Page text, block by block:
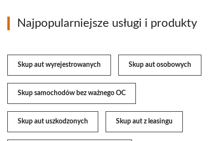
Najpopularniejsze usługi i produkty
Skup aut wyrejestrowanych Skup aut osobowych
Skup samochodów bez ważnego OC
Skup aut uszkodzonych Skup aut z leasingu